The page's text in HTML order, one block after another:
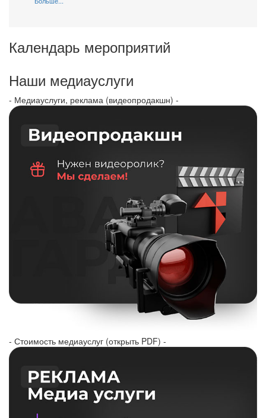
Календарь мероприятий
Наши медиауслуги
- Медиауслуги, реклама (видеопродакшн) -
- Стоимость медиауслуг (открыть PDF) -